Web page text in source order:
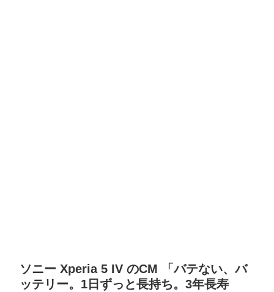
ソニー Xperia 5 IV のCM 「バテない、バ
ッテリー。1日ずっと長持ち。3年長寿